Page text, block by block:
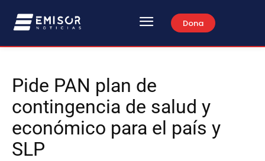
Dona
Pide PAN plan de
contingencia de salud y
económico para el país y
SLP